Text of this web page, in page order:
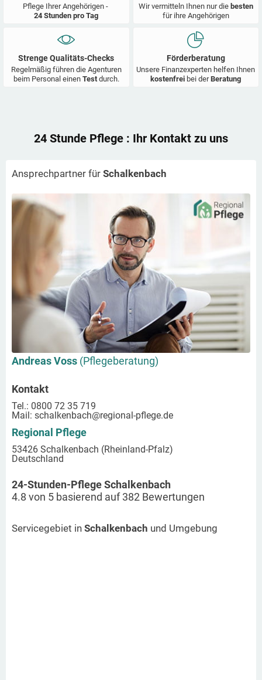
Pflege Ihrer Angehörigen -
24 Stunden pro Tag
Wir vermitteln Ihnen nur die besten
für ihre Angehörigen
Strenge Qualitäts-Checks
Regelmäßig führen die Agenturen
beim Personal einen Test durch.
Förderberatung
Unsere Finanzexperten helfen Ihnen
kostenfrei bei derBeratung
24 Stunde Pflege : Ihr Kontakt zu uns
Ansprechpartner für Schalkenbach
Andreas Voss (Pflegeberatung)
Kontakt
Tel.: 0800 72 35 719
Mail: schalkenbach@regional-pflege.de
Regional Pflege
53426 Schalkenbach (Rheinland-Pfalz)
Deutschland
24-Stunden-Pflege Schalkenbach
4.8 von 5 basierend auf382 Bewertungen
Servicegebiet in Schalkenbach und Umgebung